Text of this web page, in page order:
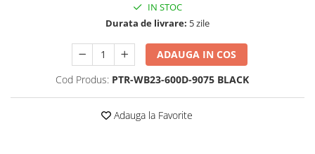
IN STOC
Durata de livrare: 5 zile
ADAUGA IN COS
Cod Produs: PTR-WB23-600D-9075 BLACK
Adauga la Favorite